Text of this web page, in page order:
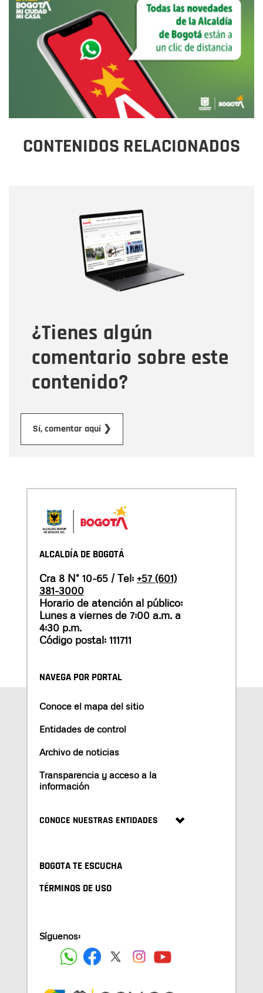
CONTENIDOS RELACIONADOS
¿Tienes algún
comentario sobre este
contenido?
Sí, comentar aquí ❯
Correo electrónico
Tipo de comentario
Mensaje
ALCALDÍA DE BOGOTÁ
Cra 8 N° 10-65 / Tel: +57 (601)
381-3000
Horario de atención al público:
Lunes a viernes de 7:00 a.m. a
4:30 p.m.
Código postal: 111711
NAVEGA POR PORTAL
Conoce el mapa del sitio
Entidades de control
Archivo de noticias
Transparencia y acceso a la
información
CONOCE NUESTRAS ENTIDADES
BOGOTA TE ESCUCHA
TÉRMINOS DE USO
Síguenos: